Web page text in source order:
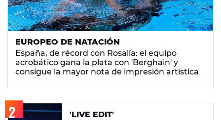
EUROPEO DE NATACIÓN
España, de récord con Rosalía: el equipo
acrobático gana la plata con 'Berghain' y
consigue la mayor nota de impresión artística
'LIVE EDIT'